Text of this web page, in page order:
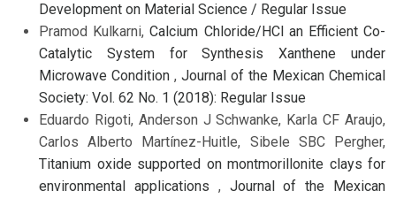
Development on Material Science / Regular Issue
Pramod Kulkarni,Calcium Chloride/HCl an Efficient Co-
Catalytic System for Synthesis Xanthene under
Microwave Condition , Journal of the Mexican Chemical
Society: Vol. 62 No. 1 (2018): Regular Issue
Eduardo Rigoti, Anderson J Schwanke, Karla CF Araujo,
Carlos Alberto Martínez-Huitle, Sibele SBC Pergher,
Titanium oxide supported on montmorillonite clays for
environmental applications , Journal of the Mexican